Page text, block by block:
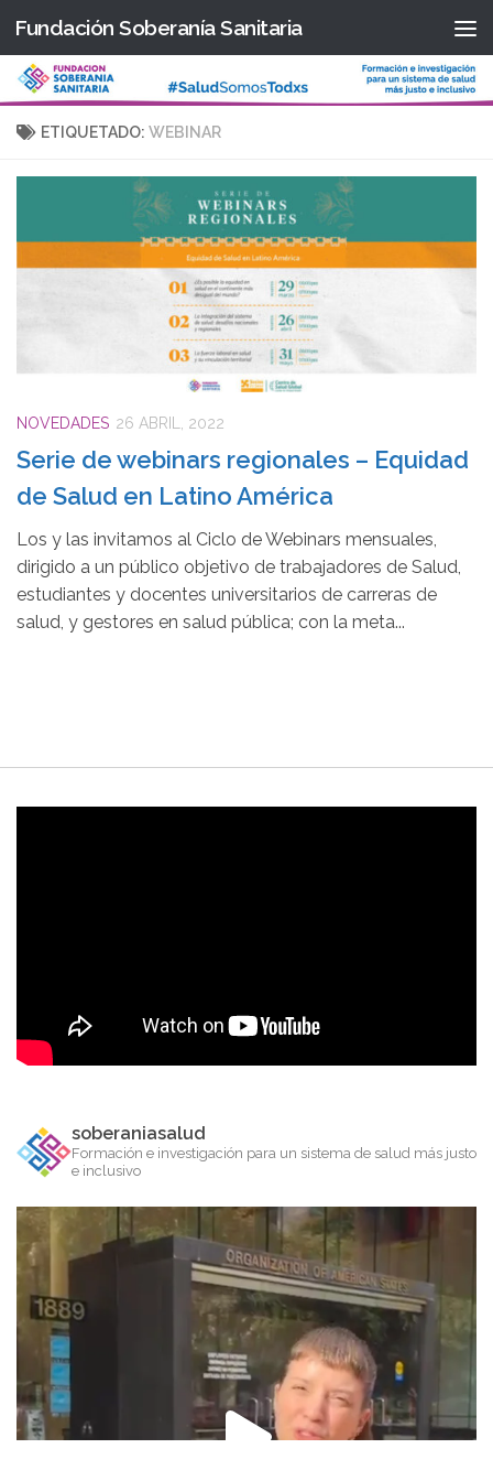
Saltar al contenido
Fundación Soberanía Sanitaria
ETIQUETADO: WEBINAR
NOVEDADES 26 ABRIL, 2022
Serie de webinars regionales – Equidad
de Salud en Latino América
Los y las invitamos al Ciclo de Webinars mensuales,
dirigido a un público objetivo de trabajadores de Salud,
estudiantes y docentes universitarios de carreras de
salud, y gestores en salud pública; con la meta...
soberaniasalud
Formación e investigación para un sistema de salud más justo
e inclusivo